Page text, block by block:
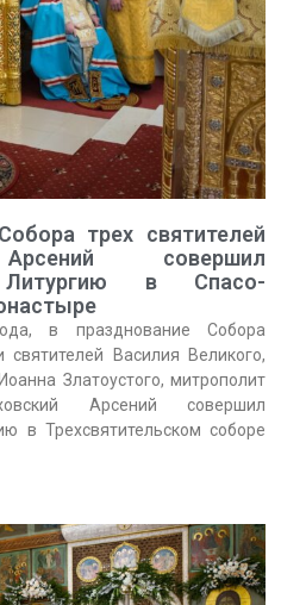
трех святителей
совершил
Литургию в Спасо-
в празднование Собора
святителей Василия Великого,
Златоустого, митрополит
Арсений совершил
в Трехсвятительском соборе